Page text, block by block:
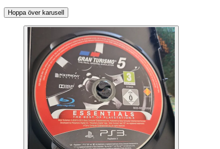
Hoppa över karusell